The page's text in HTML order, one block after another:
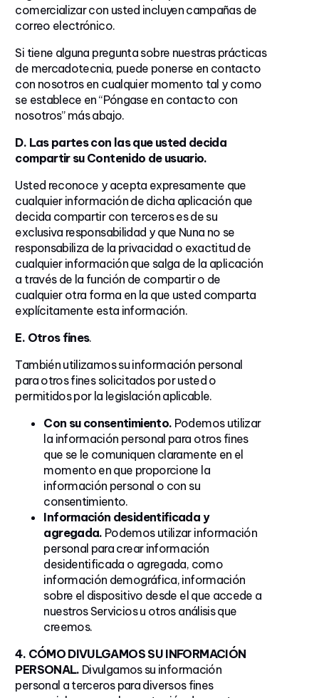
comercializar con usted incluyen campañas de
correo electrónico.
Si tiene alguna pregunta sobre nuestras prácticas
de mercadotecnia, puede ponerse en contacto
con nosotros en cualquier momento tal y como
se establece en “Póngase en contacto con
nosotros” más abajo.
D. Las partes con las que usted decida
compartir su Contenido de usuario.
Usted reconoce y acepta expresamente que
cualquier información de dicha aplicación que
decida compartir con terceros es de su
exclusiva responsabilidad y que Nuna no se
responsabiliza de la privacidad o exactitud de
cualquier información que salga de la aplicación
a través de la función de compartir o de
cualquier otra forma en la que usted comparta
explícitamente esta información.
E. Otros fines.
También utilizamos su información personal
para otros fines solicitados por usted o
permitidos por la legislación aplicable.
Con su consentimiento. Podemos utilizar
la información personal para otros fines
que se le comuniquen claramente en el
momento en que proporcione la
información personal o con su
consentimiento.
Información desidentificada y
agregada. Podemos utilizar información
personal para crear información
desidentificada o agregada, como
información demográfica, información
sobre el dispositivo desde el que accede a
nuestros Servicios u otros análisis que
creemos.
4. CÓMO DIVULGAMOS SU INFORMACIÓN
PERSONAL. Divulgamos su información
personal a terceros para diversos fines